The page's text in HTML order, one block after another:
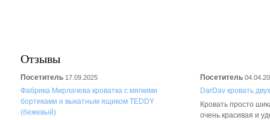
Отзывы
Посетитель 17.09.2025
Фабрика Мирлачева кроватка с мягкими
бортиками и выкатным ящиком TEDDY
(бежевый)
Посетитель
DarDav кровать
Кровать просто
очень красивая и